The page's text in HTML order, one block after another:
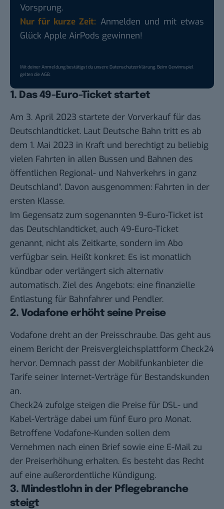
Vorsprung.
Nur für kurze Zeit: Anmelden und mit etwas
Glück Apple AirPods gewinnen!
Mit deiner Anmeldung bestätigst du unsereDatenschutzerklärung. Beim Gewinnspiel
gelten dieAGB.
1. Das 49-Euro-Ticket startet
Am 3. April 2023 startete der Vorverkauf für das
Deutschlandticket. Laut Deutsche Bahn tritt es ab
dem 1. Mai 2023 in Kraft und berechtigt zu beliebig
vielen Fahrten in allen Bussen und Bahnen des
öffentlichen Regional- und Nahverkehrs in ganz
Deutschland“. Davon ausgenommen: Fahrten in der
ersten Klasse.
Im Gegensatz zum sogenannten 9-Euro-Ticket ist
das Deutschlandticket, auch 49-Euro-Ticket
genannt, nicht als Zeitkarte, sondern im Abo
verfügbar sein. Heißt konkret: Es ist monatlich
kündbar oder verlängert sich alternativ
automatisch. Ziel des Angebots: eine finanzielle
Entlastung für Bahnfahrer und Pendler.
2. Vodafone erhöht seine Preise
Vodafone dreht an der Preisschraube. Das geht aus
einem Bericht der Preisvergleichsplattform Check24
hervor. Demnach passt der Mobilfunkanbieter die
Tarife seiner Internet-Verträge für Bestandskunden
an.
Check24 zufolge steigen die Preise für DSL- und
Kabel-Verträge dabei um fünf Euro pro Monat.
Betroffene Vodafone-Kunden sollen dem
Vernehmen nach einen Brief sowie eine E-Mail zu
der Preiserhöhung erhalten. Es besteht das Recht
auf eine außerordentliche Kündigung.
3. Mindestlohn in der Pflegebranche
steigt